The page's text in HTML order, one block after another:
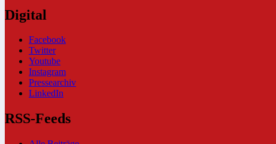
Digital
Facebook
Twitter
Youtube
Instagram
Pressearchiv
LinkedIn
RSS-Feeds